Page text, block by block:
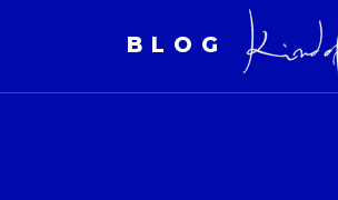
BLOG